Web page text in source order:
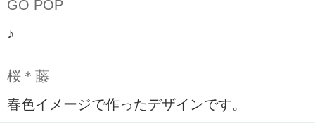
GO POP
♪
桜＊藤
春色イメージで作ったデザインです。